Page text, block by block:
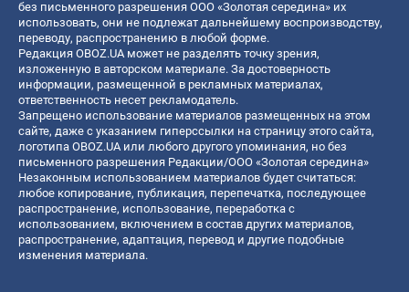
без письменного разрешения ООО «Золотая середина» их
использовать, они не подлежат дальнейшему воспроизводству,
переводу, распространению в любой форме.
Редакция OBOZ.UA может не разделять точку зрения,
изложенную в авторском материале. За достоверность
информации, размещенной в рекламных материалах,
ответственность несет рекламодатель.
Запрещено использование материалов размещенных на этом
сайте, даже с указанием гиперссылки на страницу этого сайта,
логотипа OBOZ.UA или любого другого упоминания, но без
письменного разрешения Редакции/ООО «Золотая середина»
Незаконным использованием материалов будет считаться:
любое копирование, публикация, перепечатка, последующее
распространение, использование, переработка с
использованием, включением в состав других материалов,
распространение, адаптация, перевод и другие подобные
изменения материала.